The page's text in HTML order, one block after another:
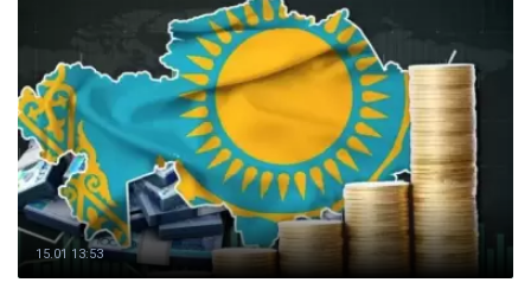
15.01 13:53